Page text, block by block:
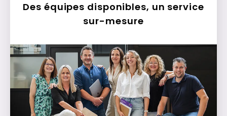
Des équipes disponibles, un service
sur-mesure